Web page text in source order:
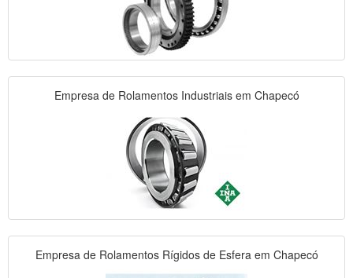
Empresa de Rolamentos Industriais em Chapecó
Empresa de Rolamentos Rígidos de Esfera em Chapecó